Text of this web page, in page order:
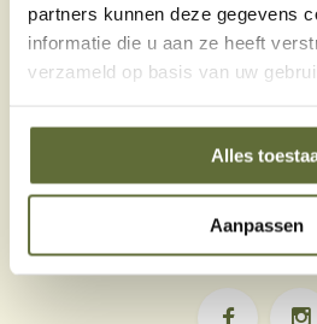
partners kunnen deze gegevens
informatie die u aan ze heeft
verzameld op basis van uw
Alles
Aanpassen
Klantenservice
Informatie
Categorieën